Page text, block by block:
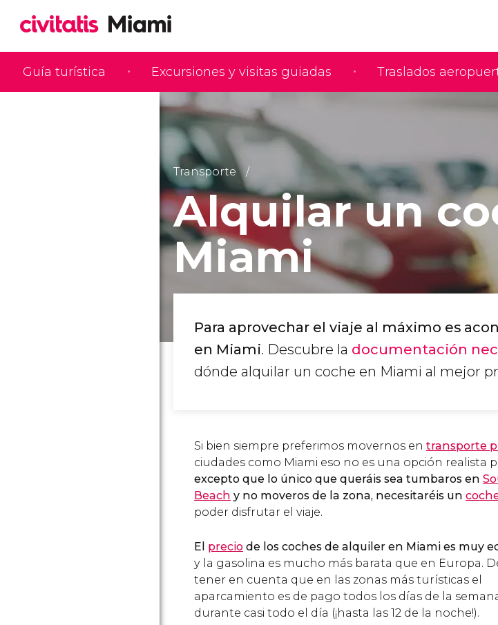
Guía turística Excursiones y visitas guiadas Traslados
Transporte
Alquilar un
Miami
Para aprovechar el viaje al máximo es
en Miami. Descubre la documentación
dónde alquilar un coche en Miami al mejor
Si bien siempre preferimos movernos en transporte
ciudades como Miami eso no es una opción realista
excepto que lo único que queráis sea tumbaros en
Beach y no moveros de la zona, necesitaréis un
poder disfrutar el viaje.
El precio de los coches de alquiler en Miami es muy
y la gasolina es mucho más barata que en Europa.
tener en cuenta que en las zonas más turísticas el
aparcamiento es de pago todos los días de la
durante casi todo el día (¡hasta las 12 de la noche!).